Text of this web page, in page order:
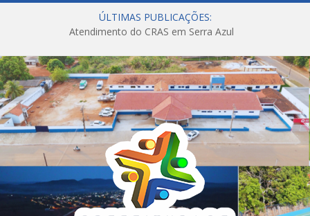
ÚLTIMAS PUBLICAÇÕES:
Atendimento do CRAS em Serra Azul